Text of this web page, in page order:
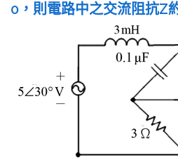
0，則電路中之交流阻抗Z